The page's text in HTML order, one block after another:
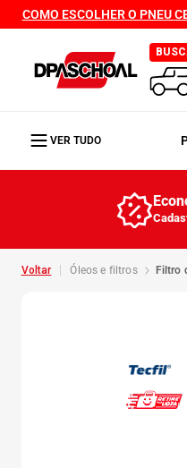
COMO ESCOLHER O PNEU
VER TUDO
óleos e filtros filtro